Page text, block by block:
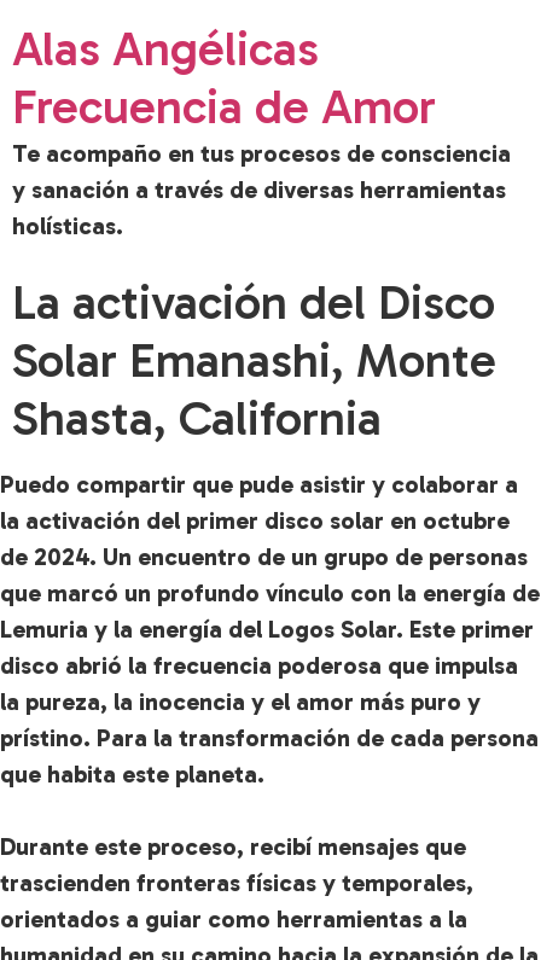
Alas Angélicas
Frecuencia de Amor
Te acompaño en tus procesos de consciencia
y sanación a través de diversas herramientas
holísticas.
La activación del Disco
Solar Emanashi, Monte
Shasta, California
Puedo compartir que pude asistir y colaborar a
la activación del primer disco solar en octubre
de 2024. Un encuentro de un grupo de personas
que marcó un profundo vínculo con la energía de
Lemuria y la energía del Logos Solar. Este primer
disco abrió la frecuencia poderosa que impulsa
la pureza, la inocencia y el amor más puro y
prístino. Para la transformación de cada persona
que habita este planeta.
Durante este proceso, recibí mensajes que
trascienden fronteras físicas y temporales,
orientados a guiar como herramientas a la